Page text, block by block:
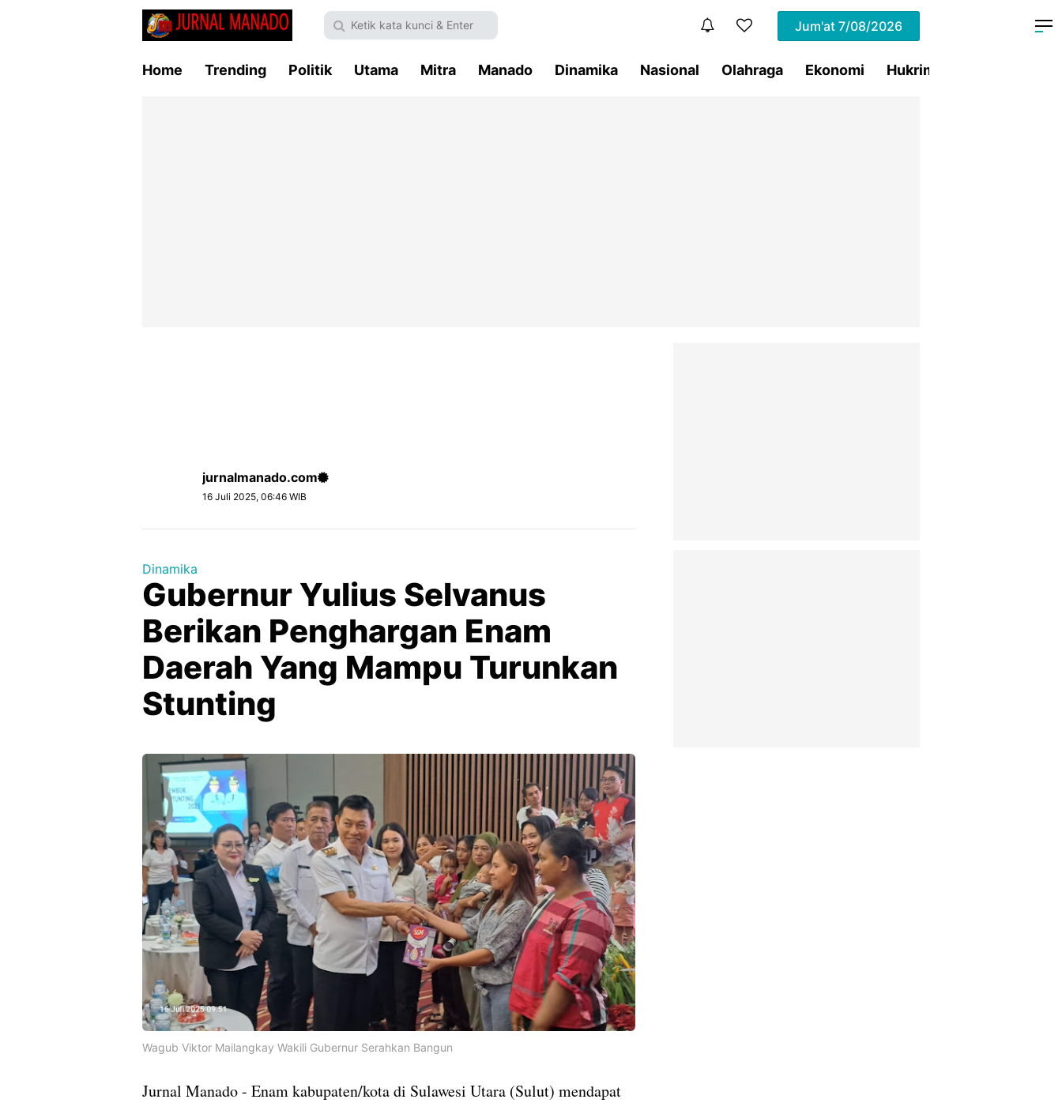
Jum'at 7/08/2026
Home Trending Politik Utama Mitra Manado Dinamika Nasional Olahraga Ekonomi Hukrim
jurnalmanado.com
16 Juli 2025, 06:46 WIB
Dinamika
Gubernur Yulius Selvanus
Berikan Penghargan Enam
Daerah Yang Mampu Turunkan
Stunting
Wagub Viktor Mailangkay Wakili Gubernur Serahkan Bangun
Jurnal Manado - Enam kabupaten/kota di Sulawesi Utara (Sulut) mendapat